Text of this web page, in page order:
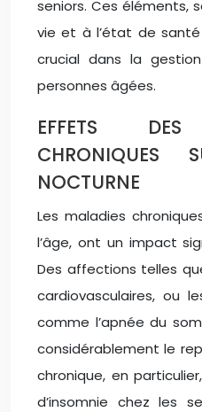
seniors. Ces éléments,
vie et à l’état de
crucial dans la
personnes âgées.
EFFETS DES
CHRONIQUES
NOCTURNE
Les maladies
l’âge, ont un impact
Des affections telles
cardiovasculaires, ou
comme l’apnée du
considérablement le
chronique, en
d’insomnie chez les